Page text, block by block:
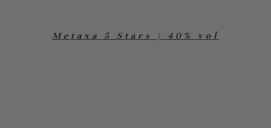
Metaxa 5 Stars | 40% vol